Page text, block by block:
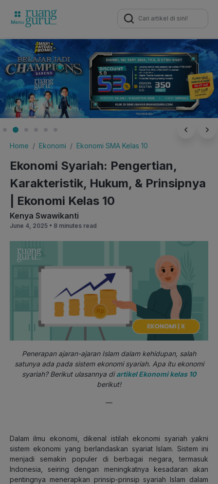
Search
for:
Home Ekonomi Ekonomi SMA Kelas 10
Ekonomi Syariah: Pengertian,
Karakteristik, Hukum, & Prinsipnya
| Ekonomi Kelas 10
Kenya Swawikanti
June 4, 2025 • 8 minutes read
Penerapan ajaran-ajaran Islam dalam kehidupan, salah
satunya ada pada sistem ekonomi syariah. Apa itu ekonomi
syariah? Berikut ulasannya diartikel Ekonomi kelas 10
berikut!
—
Dalam ilmu ekonomi, dikenal istilah ekonomi syariah yakni
sistem ekonomi yang berlandaskan syariat Islam. Sistem ini
menjadi semakin populer di berbagai negara, termasuk
Indonesia, seiring dengan meningkatnya kesadaran akan
pentingnya menerapkan prinsip-prinsip syariah Islam dalam